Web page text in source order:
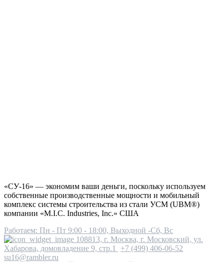
«СУ-16» — экономим ваши деньги, поскольку используем
собственные производственные мощности и мобильный
комплекс системы строительства из стали УСМ (UBM®)
компании «М.I.С. Industries, Inc.» США
Работаем: Пн - Пт 9:00 - 18:00, Выходной -Сб, Вс
108813, г. Москва, г. Московский, ул.
Хабарова, домовладение 9, стр.1
+7 (499) 406-06-52
su16@rambler.ru